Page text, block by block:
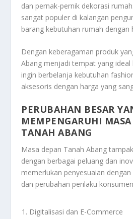
dan pernak-pernik dekorasi
sangat populer di kalangan
barang kebutuhan rumah dengan
Dengan keberagaman produk
Abang menjadi tempat yang
ingin berbelanja kebutuhan
aksesoris dengan harga yang
PERUBAHAN BESAR
MEMPENGARUHI
TANAH ABANG
Masa depan Tanah Abang
dengan berbagai peluang dan
memerlukan penyesuaian
dan perubahan perilaku
Digitalisasi dan E-Commerce